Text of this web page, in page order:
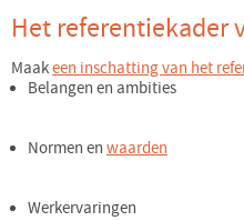
Het referentiekader
Maakeen inschatting van het
Belangen en ambities
Normen en waarden
Werkervaringen